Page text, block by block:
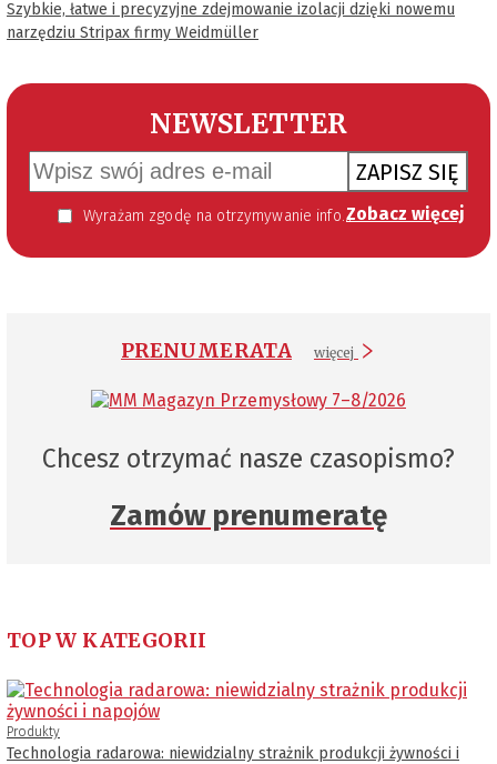
Szybkie, łatwe i precyzyjne zdejmowanie izolacji dzięki nowemu
narzędziu Stripax firmy Weidmüller
NEWSLETTER
ZAPISZ SIĘ
Wyrażam zgodę na otrzymywanie informacji handlowej kierowanej do mnie za pomocą środków komunikacji elektronicznej w szczególności poczty elektronicznej zgodnie z przepisem art. 10 ust 2 ustawy z dnia 18 lipca 2002 roku o świadczeniu usług drogą elektroniczną (Dz. U. 144 z 2002 r. poz. 1204). Zgoda jest dobrowolna, jednak jej wyrażenie jest konieczne, aby otrzymywać newsletter. Zobacz więcej
PRENUMERATA więcej
Chcesz otrzymać nasze czasopismo?
Zamów prenumeratę
TOP W KATEGORII
Produkty
Technologia radarowa: niewidzialny strażnik produkcji żywności i